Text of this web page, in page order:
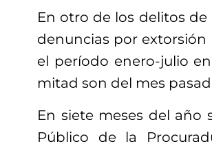
En otro de los delitos
denuncias por extorsión
el período enero-julio
mitad son del mes
En siete meses del año
Público de la